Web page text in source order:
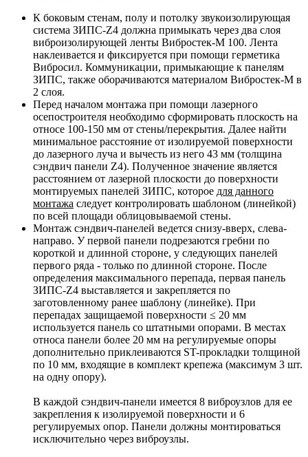
К боковым стенам, полу и потолку звукоизолирующая
система ЗИПС-Z4 должна примыкать через два слоя
виброизолирующей ленты Вибростек-М 100. Лента
наклеивается и фиксируется при помощи герметика
Вибросил. Коммуникации, примыкающие к панелям
ЗИПС, также оборачиваются материалом Вибростек-М в
2 слоя.
Перед началом монтажа при помощи лазерного
осепостроителя необходимо сформировать плоскость на
относе 100-150 мм от стены/перекрытия. Далее найти
минимальное расстояние от изолируемой поверхности
до лазерного луча и вычесть из него 43 мм (толщина
сэндвич панели Z4). Полученное значение является
расстоянием от лазерной плоскости до поверхности
монтируемых панелей ЗИПС, которое для данного
монтажа следует контролировать шаблоном (линейкой)
по всей площади облицовываемой стены.
Монтаж сэндвич-панелей ведется снизу-вверх, слева-
направо. У первой панели подрезаются гребни по
короткой и длинной стороне, у следующих панелей
первого ряда - только по длинной стороне. После
определения максимального перепада, первая панель
ЗИПС-Z4 выставляется и закрепляется по
заготовленному ранее шаблону (линейке). При
перепадах защищаемой поверхности ≤ 20 мм
используется панель со штатными опорами. В местах
относа панели более 20 мм на регулируемые опоры
дополнительно приклеиваются ST-прокладки толщиной
по 10 мм, входящие в комплект крепежа (максимум 3 шт.
на одну опору).
В каждой сэндвич-панели имеется 8 виброузлов для ее
закрепления к изолируемой поверхности и 6
регулируемых опор. Панели должны монтироваться
исключительно через виброузлы.